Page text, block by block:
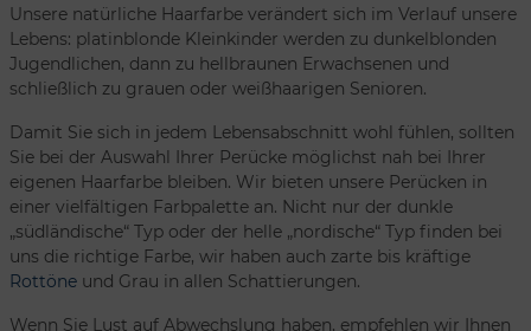
Unsere natürliche Haarfarbe verändert sich im Verlauf unsere
Lebens: platinblonde Kleinkinder werden zu dunkelblonden
Jugendlichen, dann zu hellbraunen Erwachsenen und
schließlich zu grauen oder weißhaarigen Senioren.
Damit Sie sich in jedem Lebensabschnitt wohl fühlen, sollten
Sie bei der Auswahl Ihrer Perücke möglichst nah bei Ihrer
eigenen Haarfarbe bleiben. Wir bieten unsere Perücken in
einer vielfältigen Farbpalette an. Nicht nur der dunkle
„südländische“ Typ oder der helle „nordische“ Typ finden bei
uns die richtige Farbe, wir haben auch zarte bis kräftige
Rottöne und Grau in allen Schattierungen.
Wenn Sie Lust auf Abwechslung haben, empfehlen wir Ihnen